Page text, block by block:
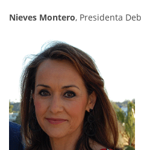
Nieves Montero, Presidenta